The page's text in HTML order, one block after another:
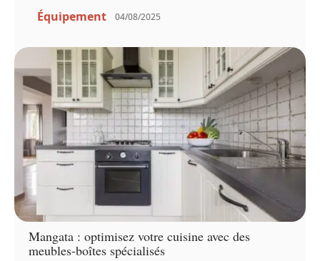
Équipement 04/08/2025
Mangata : optimisez votre cuisine avec des
meubles-boîtes spécialisés